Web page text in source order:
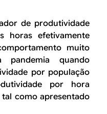
de produtividade
horas efetivamente
muito
quando
por população
por hora
como apresentado